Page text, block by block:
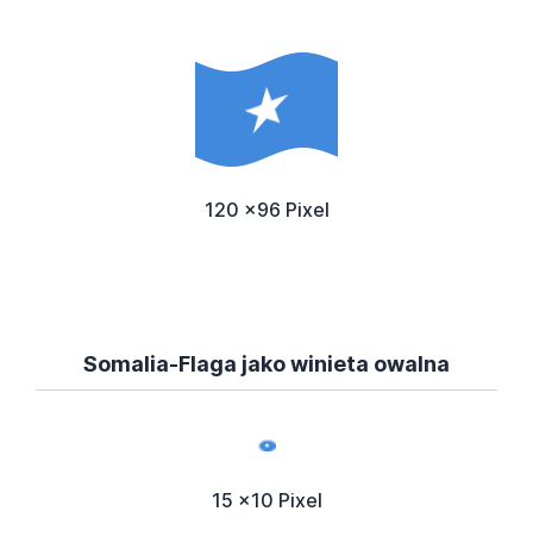
120 x96 Pixel
Somalia-Flaga jako winieta owalna
15 x10 Pixel